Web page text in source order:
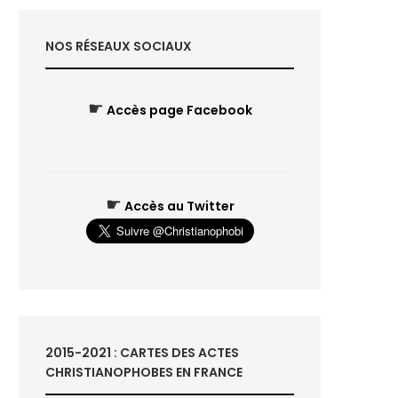
NOS RÉSEAUX SOCIAUX
☛ Accès page Facebook
☛ Accès au Twitter
2015-2021 : CARTES DES ACTES
CHRISTIANOPHOBES EN FRANCE